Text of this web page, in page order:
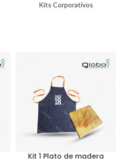
Kits Corporativos
Kit 1 Plato de madera